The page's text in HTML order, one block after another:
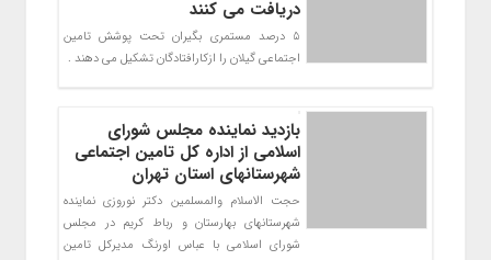
دریافت می کنند
5 درصد مستمری بگیران تحت پوشش تامین
اجتماعی گیلان را ازکارافتادگان تشکیل می دهند .
بازدید نماینده مجلس شورای
اسلامی از اداره کل تامین اجتماعی
شهرستانهای استان تهران
حجت الاسلام والمسلمین دکتر نوروزی نماینده
شهرستانهای بهارستان و رباط کریم در مجلس
شورای اسلامی با عباس اورنگ مدیرکل تامین